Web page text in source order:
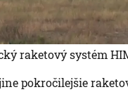
raketový systém
pokročilejšie